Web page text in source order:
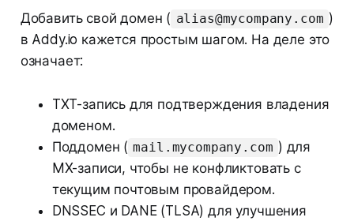
Добавить свой домен ( alias@mycompany.com )
в Addy.io кажется простым шагом. На деле это
означает:
TXT-запись для подтверждения владения
доменом.
Поддомен ( mail.mycompany.com ) для
MX-записи, чтобы не конфликтовать с
текущим почтовым провайдером.
DNSSEC и DANE (TLSA) для улучшения